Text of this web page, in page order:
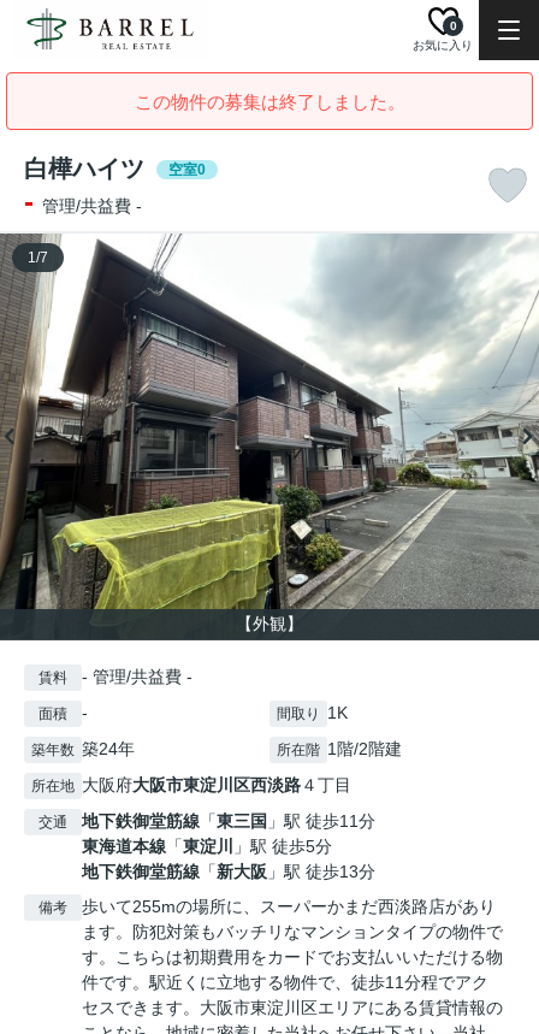
お気に入り
0
この物件の募集は終了しました。
白樺ハイツ 空室0
- 管理/共益費 -
【外観】
1/7
賃料 - 管理/共益費 -
面積 - 間取り 1K
築年数 築24年 所在階 1階/2階建
所在地 大阪府大阪市東淀川区西淡路４丁目
交通 地下鉄御堂筋線 「東三国 」駅 徒歩11分
東海道本線 「東淀川
」駅 徒歩5分
地下鉄御堂筋線 「新大阪 」駅 徒歩13分
備考
歩いて255mの場所に、スーパーかまだ西淡路店があり
ます。防犯対策もバッチリなマンションタイプの物件で
す。こちらは初期費用をカードでお支払いいただける物
件です。駅近くに立地する物件で、徒歩11分程でアク
セスできます。大阪市東淀川区エリアにある賃貸情報の